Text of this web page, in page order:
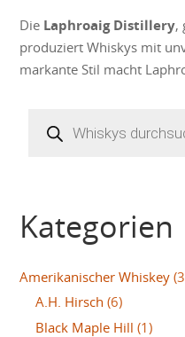
Die Laphroaig Distillery,
produziert Whiskys mit
markante Stil macht
search
Kategorien
Amerikanischer Whiskey
A.H. Hirsch (6)
Black Maple Hill (1)